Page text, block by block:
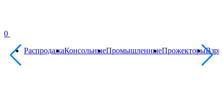
0
РаспродажаКонсольныеПромышленныеПрожекторы